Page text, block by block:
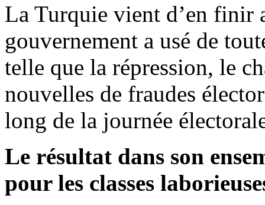
La Turquie vient d’en finir
gouvernement a usé de
telle que la répression, le
nouvelles de fraudes
long de la journée
Le résultat dans son
pour les classes